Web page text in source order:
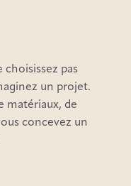
choisissez pas
un projet.
matériaux, de
concevez un